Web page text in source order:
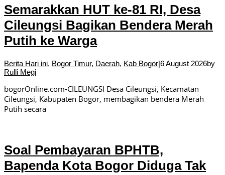
Semarakkan HUT ke-81 RI, Desa
Cileungsi Bagikan Bendera Merah
Putih ke Warga
Berita Hari ini, Bogor Timur, Daerah, Kab Bogor 6 August 2026by
Rulli Megi
bogorOnline.com-CILEUNGSI Desa Cileungsi, Kecamatan
Cileungsi, Kabupaten Bogor, membagikan bendera Merah
Putih secara
Soal Pembayaran BPHTB,
Bapenda Kota Bogor Diduga Tak